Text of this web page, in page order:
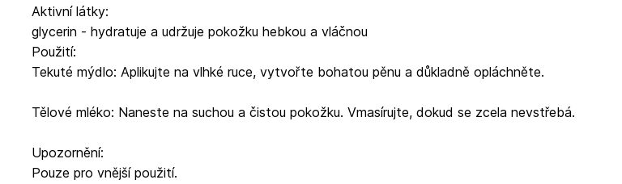
Aktivní látky:
glycerin - hydratuje a udržuje pokožku hebkou a vláčnou
Použití:
Tekuté mýdlo: Aplikujte na vlhké ruce, vytvořte bohatou pěnu a důkladně opláchněte.
Tělové mléko: Naneste na suchou a čistou pokožku. Vmasírujte, dokud se zcela nevstřebá.
Upozornění:
Pouze pro vnější použití.